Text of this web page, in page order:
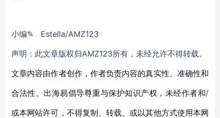
小编✎ Estella/AMZ123
声明：此文章版权归AMZ123所有，未经允许不得转载。
文章内容由作者创作，作者负责内容的真实性、准确性和
合法性。出海易倡导尊重与保护知识产权，未经作者和/
或本网站许可，不得复制、转载、或以其他方式使用本网